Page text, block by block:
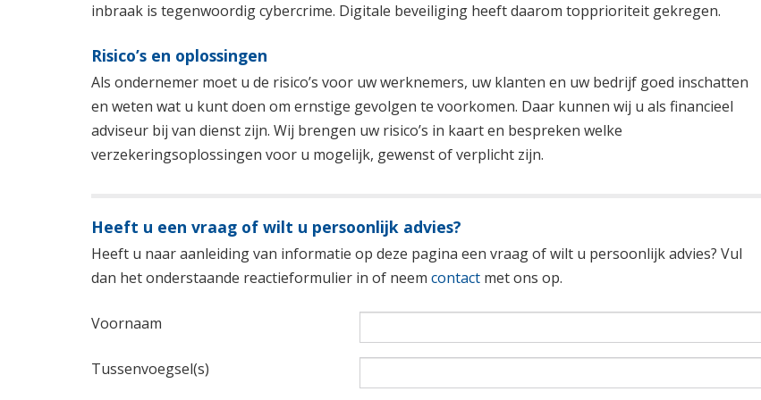
inbraak is tegenwoordig cybercrime. Digitale beveiliging heeft daarom topprioriteit gekregen.
Risico’s en oplossingen
Als ondernemer moet u de risico’s voor uw werknemers, uw klanten en uw bedrijf goed inschatten
en weten wat u kunt doen om ernstige gevolgen te voorkomen. Daar kunnen wij u als financieel
adviseur bij van dienst zijn. Wij brengen uw risico’s in kaart en bespreken welke
verzekeringsoplossingen voor u mogelijk, gewenst of verplicht zijn.
Heeft u een vraag of wilt u persoonlijk advies?
Heeft u naar aanleiding van informatie op deze pagina een vraag of wilt u persoonlijk advies? Vul
dan het onderstaande reactieformulier in of neem contact met ons op.
Voornaam
Tussenvoegsel(s)